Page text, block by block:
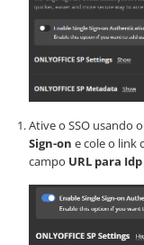
Ative o SSO usando
Sign-on e cole o link
campo URL para